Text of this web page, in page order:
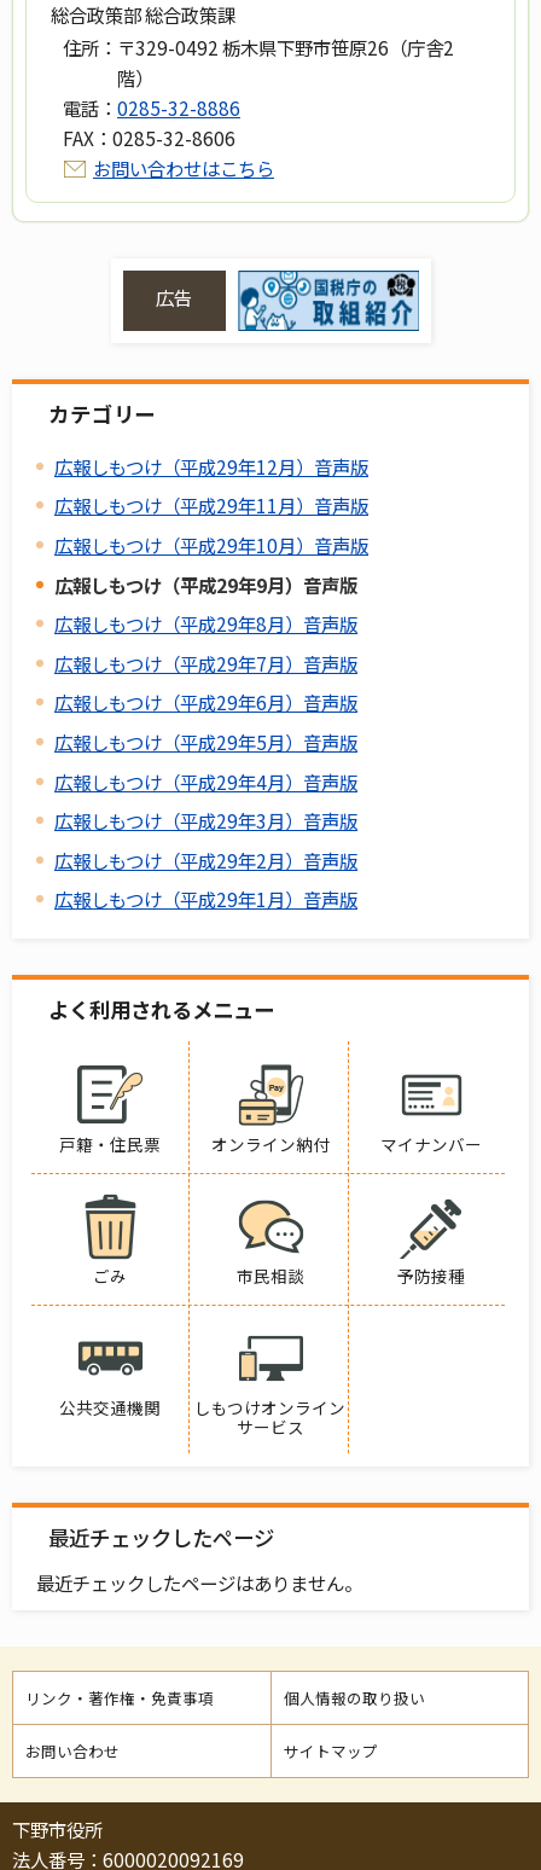
総合政策部 総合政策課
住所： 〒329-0492 栃木県下野市笹原26（庁舎2
階）
電話： 0285-32-8886
FAX： 0285-32-8606
お問い合わせはこちら
広告
カテゴリー
広報しもつけ（平成29年12月）音声版
広報しもつけ（平成29年11月）音声版
広報しもつけ（平成29年10月）音声版
広報しもつけ（平成29年9月）音声版
広報しもつけ（平成29年8月）音声版
広報しもつけ（平成29年7月）音声版
広報しもつけ（平成29年6月）音声版
広報しもつけ（平成29年5月）音声版
広報しもつけ（平成29年4月）音声版
広報しもつけ（平成29年3月）音声版
広報しもつけ（平成29年2月）音声版
広報しもつけ（平成29年1月）音声版
よく利用されるメニュー
戸籍・住民票 オンライン納付 マイナンバー
ごみ 市民相談 予防接種
公共交通機関
しもつけオンライン
サービス
最近チェックしたページ
最近チェックしたページはありません。
リンク・著作権・免責事項 個人情報の取り扱い
お問い合わせ サイトマップ
下野市役所
法人番号：6000020092169